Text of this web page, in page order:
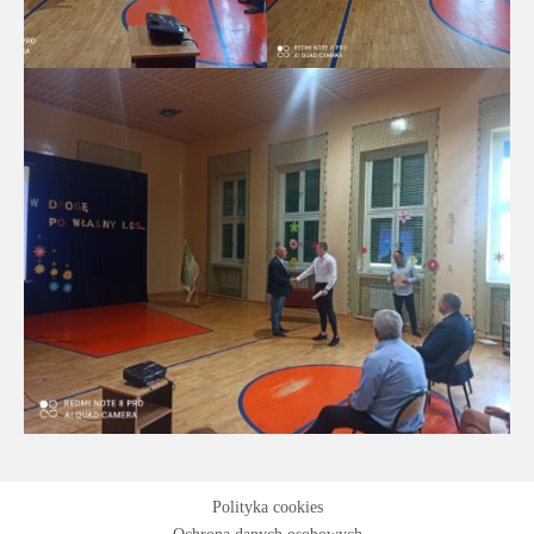
Polityka cookies